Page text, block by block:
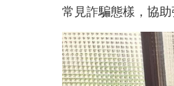
常見詐騙態樣，協助